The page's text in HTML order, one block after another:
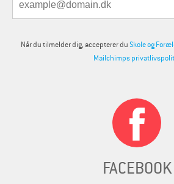
Når du tilmelder dig, accepterer duSkole og
Mailchimps
FACEBOOK